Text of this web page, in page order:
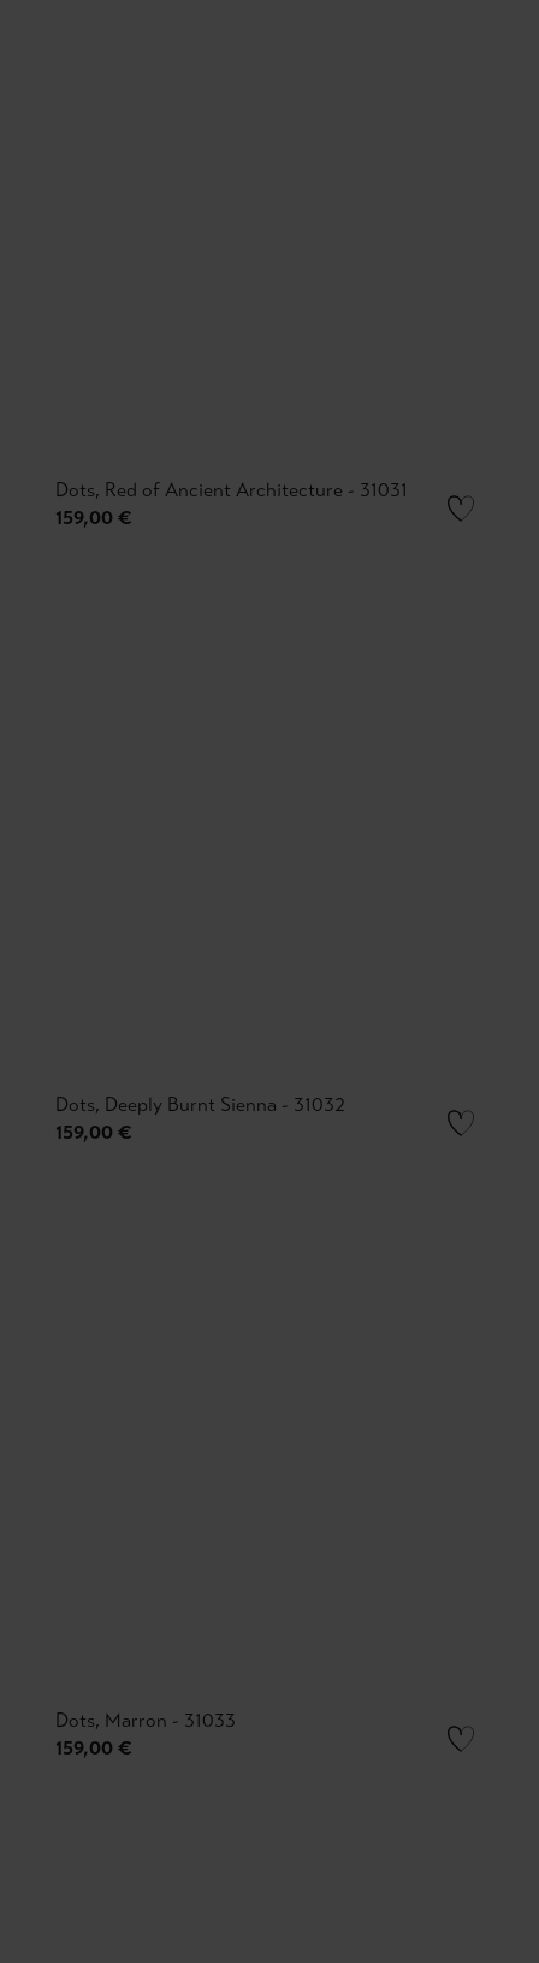
Dots, Red of Ancient Architecture - 31031
159,00 €
Dots, Deeply Burnt Sienna - 31032
159,00 €
Dots, Marron - 31033
159,00 €